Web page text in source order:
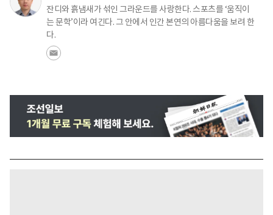
잔디와 흙냄새가 섞인 그라운드를 사랑한다. 스포츠를 ‘움직이
는 문학’이라 여긴다. 그 안에서 인간 본연의 아름다움을 보려 한
다.